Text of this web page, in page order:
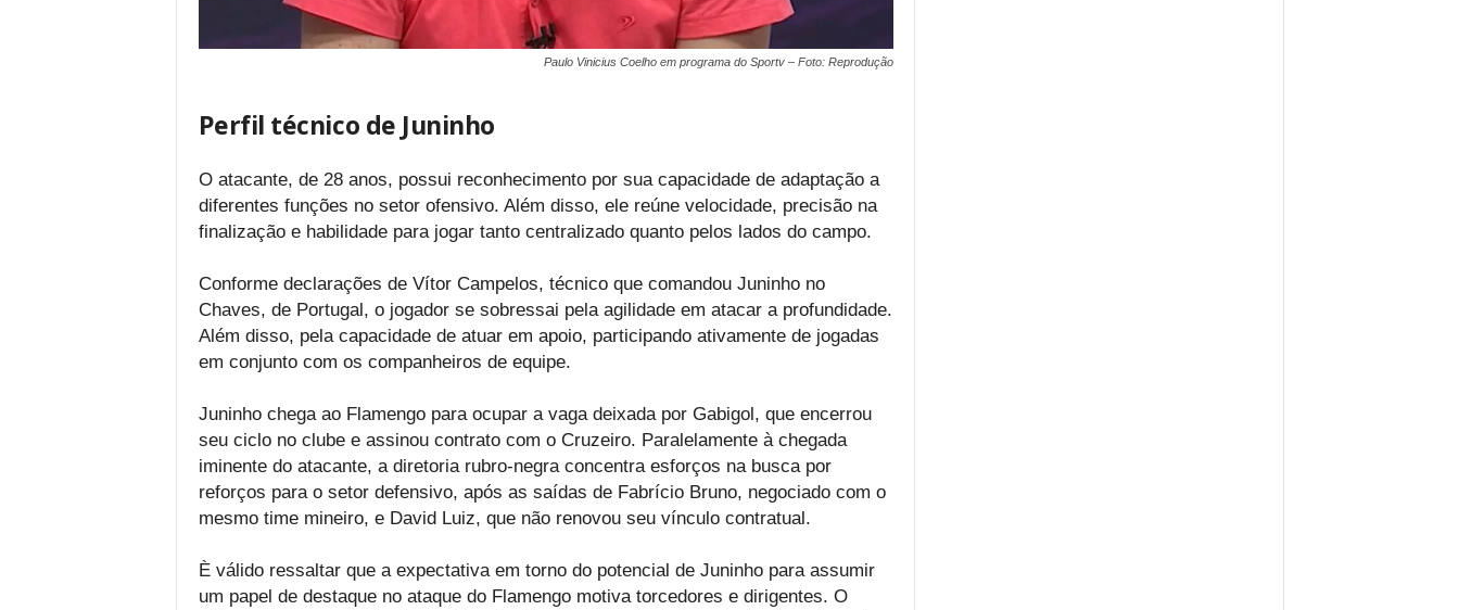
Paulo Vinicius Coelho em programa do Sportv – Foto: Reprodução
Perfil técnico de Juninho
O atacante, de 28 anos, possui reconhecimento por sua capacidade de adaptação a
diferentes funções no setor ofensivo. Além disso, ele reúne velocidade, precisão na
finalização e habilidade para jogar tanto centralizado quanto pelos lados do campo.
Conforme declarações de Vítor Campelos, técnico que comandou Juninho no
Chaves, de Portugal, o jogador se sobressai pela agilidade em atacar a profundidade.
Além disso, pela capacidade de atuar em apoio, participando ativamente de jogadas
em conjunto com os companheiros de equipe.
Juninho chega ao Flamengo para ocupar a vaga deixada por Gabigol, que encerrou
seu ciclo no clube e assinou contrato com o Cruzeiro. Paralelamente à chegada
iminente do atacante, a diretoria rubro-negra concentra esforços na busca por
reforços para o setor defensivo, após as saídas de Fabrício Bruno, negociado com o
mesmo time mineiro, e David Luiz, que não renovou seu vínculo contratual.
È válido ressaltar que a expectativa em torno do potencial de Juninho para assumir
um papel de destaque no ataque do Flamengo motiva torcedores e dirigentes. O